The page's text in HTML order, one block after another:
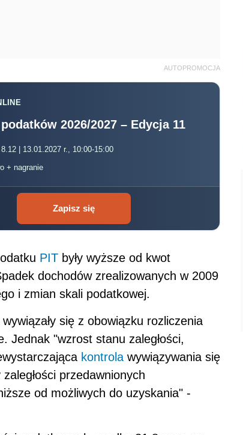
AUTOPROMOCJA
2026/2027 – Edycja 11
| 13.01.2027 r., 10:00-15:00
+ nagranie
Zapisz się
PIT były wyższe od kwot
dochodów zrealizowanych w 2009
i zmian skali podatkowej.
się z obowiązku rozliczenia
Jednak "wzrost stanu zaległości,
kontrola wywiązywania się
przedawnionych
od możliwych do uzyskania" -